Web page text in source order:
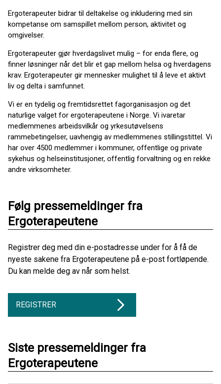
Ergoterapeuter bidrar til deltakelse og inkludering med sin
kompetanse om samspillet mellom person, aktivitet og
omgivelser.
Ergoterapeuter gjør hverdagslivet mulig – for enda flere, og
finner løsninger når det blir et gap mellom helsa og hverdagens
krav. Ergoterapeuter gir mennesker mulighet til å leve et aktivt
liv og delta i samfunnet.
Vi er en tydelig og fremtidsrettet fag­organisasjo­n og det
naturlige valget for ergo­terapeutene i Norge. Vi ivaretar
medlemmenes arbeidsvilkår og yrkesutøvelsens
rammebetingelser, uavhengig av medlemmenes stillingstittel. Vi
har over 4500 medlemmer i kommuner, offentlige og private
sykehus og helseinstitusjoner, offentlig forvaltning og en rekke
andre virksomheter.
Følg pressemeldinger fra
Ergoterapeutene
Registrer deg med din e-postadresse under for å få de
nyeste sakene fra Ergoterapeutene på e-post fortløpende.
Du kan melde deg av når som helst.
REGISTRER
Siste pressemeldinger fra
Ergoterapeutene